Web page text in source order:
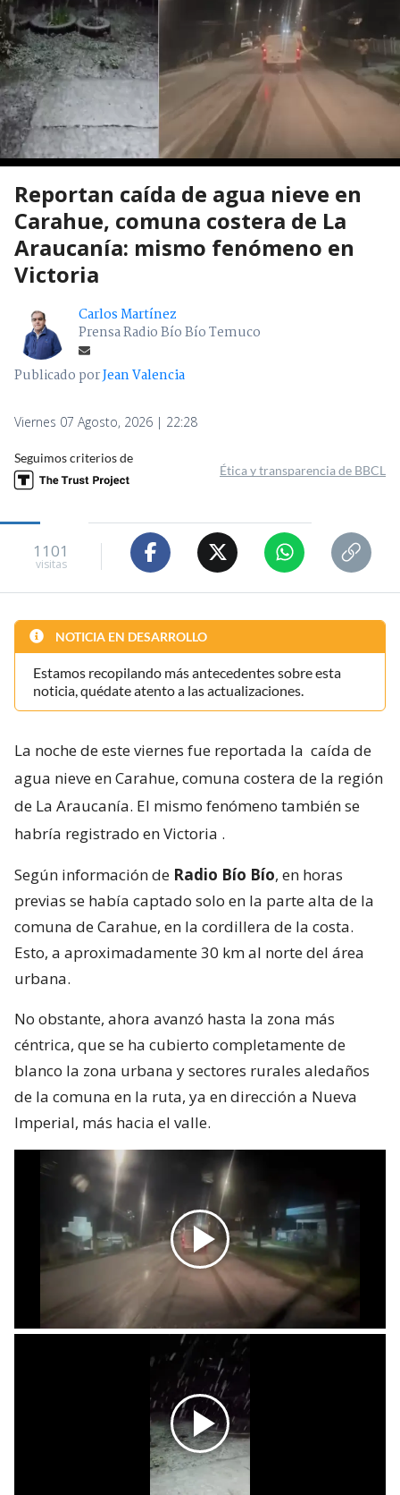
Reportan caída de agua nieve en
Carahue, comuna costera de La
Araucanía: mismo fenómeno en
Victoria
Carlos Martínez
Prensa Radio Bío Bío Temuco
Publicado porJean Valencia
Viernes 07 Agosto, 2026 | 22:28
Seguimos criterios de
Ética y transparencia de BBCL
1101
visitas
NOTICIA EN DESARROLLO
Estamos recopilando más antecedentes sobre esta
noticia, quédate atento a las actualizaciones.
La noche de este viernes fue reportada la caída de
agua nieve en Carahue, comuna costera de la región
de La Araucanía. El mismo fenómeno también se
habría registrado en Victoria .
Según información de Radio Bío Bío, en horas
previas se había captado solo en la parte alta de la
comuna de Carahue, en la cordillera de la costa.
Esto, a aproximadamente 30 km al norte del área
urbana.
No obstante, ahora avanzó hasta la zona más
céntrica, que se ha cubierto completamente de
blanco la zona urbana y sectores rurales aledaños
de la comuna en la ruta, ya en dirección a Nueva
Imperial, más hacia el valle.